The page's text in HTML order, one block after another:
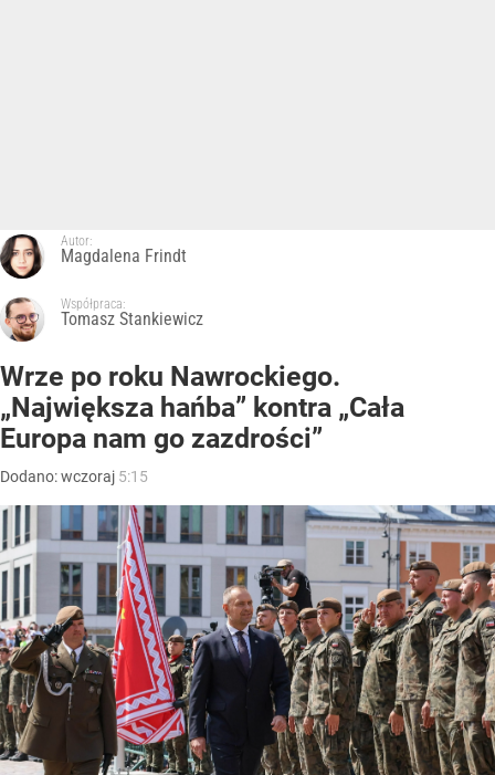
Autor:
Magdalena Frindt
Współpraca:
Tomasz Stankiewicz
Wrze po roku Nawrockiego.
„Największa hańba” kontra „Cała
Europa nam go zazdrości”
Dodano:wczoraj 5:15